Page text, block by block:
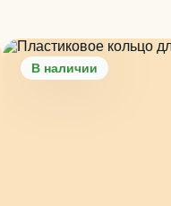
В наличии